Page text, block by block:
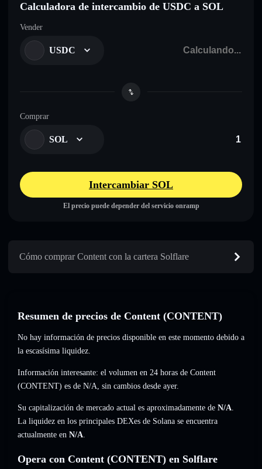
Calculadora de intercambio de USDC a SOL
Vender
USDC
Comprar
SOL
Intercambiar SOL
El precio puede depender del servicio onramp
Cómo comprar Content con la cartera Solflare
Resumen de precios de Content (CONTENT)
No hay información de precios disponible en este momento debido a
la escasísima liquidez.
Información interesante: el volumen en 24 horas de Content
(CONTENT) es de N/A, sin cambios desde ayer.
Su capitalización de mercado actual es aproximadamente de N/A.
La liquidez en los principales DEXes de Solana se encuentra
actualmente en N/A.
Opera con Content (CONTENT) en Solflare